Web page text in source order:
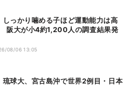
阪大が小4約1,200人の調査結果発
08/06 13:05